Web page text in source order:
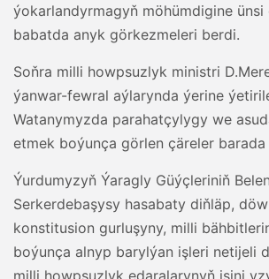
ýokarlandyrmagyň möhümdigine
babatda anyk görkezmeleri berdi.
Soňra milli howpsuzlyk ministri
ýanwar-fewral aýlarynda ýerine
Watanymyzda parahatçylygy we
etmek boýunça görlen çäreler
Ýurdumyzyň Ýaragly Güýçleriniň
Serkerdebaşysy hasabaty diňläp,
konstitusion gurluşyny, milli
boýunça alnyp barylýan işleri netijeli